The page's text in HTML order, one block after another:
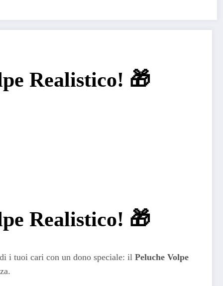
Realistico! 🎁
Realistico! 🎁
i tuoi cari con un dono speciale: il Peluche Volpe